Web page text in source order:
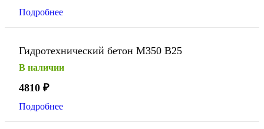
Подробнее
Гидротехнический бетон М350 В25
В наличии
4810 ₽
Подробнее